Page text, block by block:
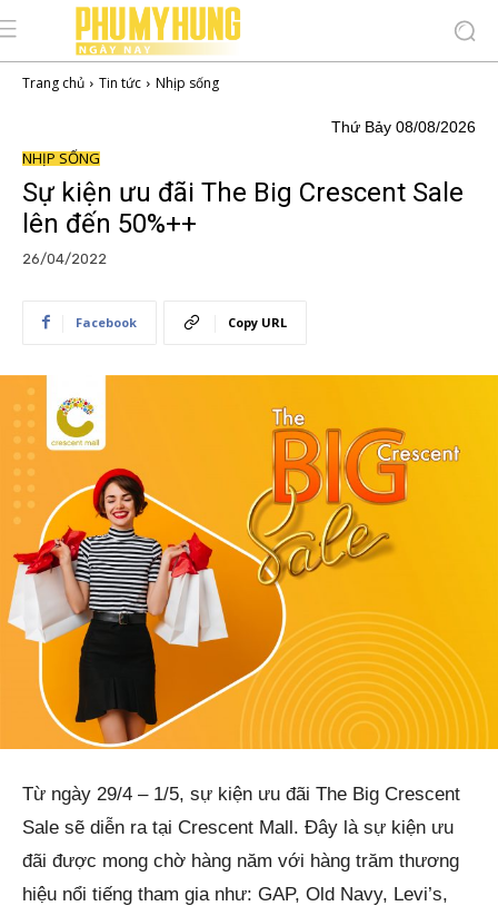
Trang chủ Tin tức Nhịp sống
Thứ Bảy 08/08/2026
NHỊP SỐNG
Sự kiện ưu đãi The Big Crescent Sale
lên đến 50%++
26/04/2022
Facebook Copy URL
Từ ngày 29/4 – 1/5, sự kiện ưu đãi The Big Crescent
Sale sẽ diễn ra tại Crescent Mall. Đây là sự kiện ưu
đãi được mong chờ hàng năm với hàng trăm thương
hiệu nổi tiếng tham gia như: GAP, Old Navy, Levi’s,